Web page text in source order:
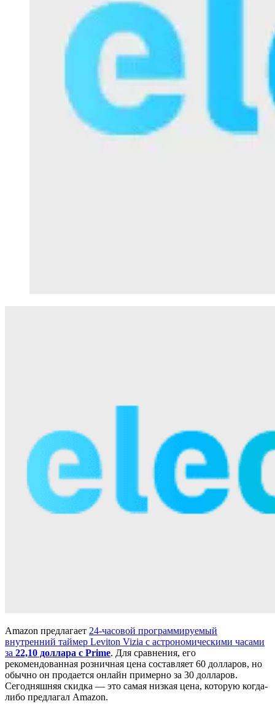
Amazon предлагает 24-часовой программируемый
внутренний таймер Leviton Vizia с астрономическими часами
за 22,10 доллара с Prime. Для сравнения, его
рекомендованная розничная цена составляет 60 долларов, но
обычно он продается онлайн примерно за 30 долларов.
Сегодняшняя скидка — это самая низкая цена, которую когда-
либо предлагал Amazon.